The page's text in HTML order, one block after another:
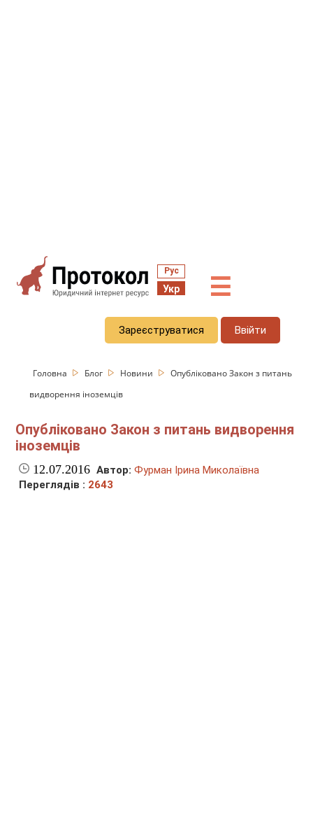
Рус
Укр ☰
Зареєструватися Ввійти
Головна Блог Новини
Опубліковано Закон з питань
видворення іноземців
Опубліковано Закон з питань видворення
іноземців
12.07.2016 Автор: Фурман Ірина Миколаївна
Переглядів : 2643